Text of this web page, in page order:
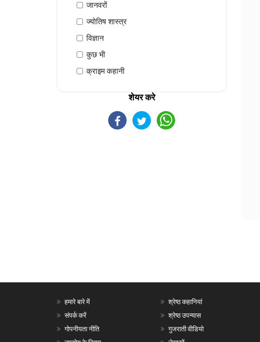
जानवरों
ज्योतिष शास्त्र
विज्ञान
कुछ भी
क्राइम कहानी
शेयर करे
हमारे बारे में
संपर्क करें
गोपनीयता नीति
श्रेष्ठ कहानियां
श्रेष्ठ उपन्यास
गुजराती वीडियो